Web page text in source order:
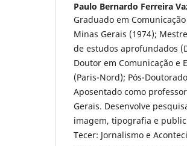
Paulo Bernardo Ferreira
Graduado em
Minas Gerais (1974);
de estudos aprofundados
Doutor em Comunicação e
(Paris-Nord); Pós-
Aposentado como
Gerais. Desenvolve
imagem, tipografia e
Tecer: Jornalismo e